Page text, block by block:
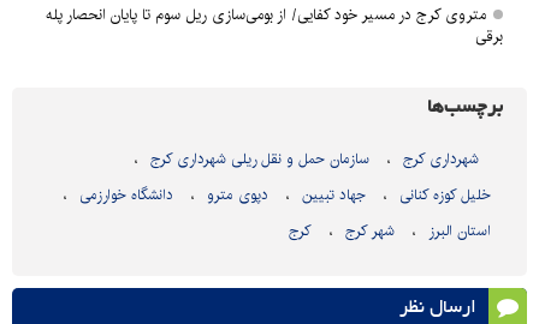
متروی کرج در مسیر خود کفایی/ از بومی‌سازی ریل سوم تا پایان انحصار پله
برقی
برچسب‌ها
شهرداری کرج
سازمان حمل و نقل ریلی شهرداری کرج
خلیل کوزه کنانی
جهاد تبیین دپوی مترو
دانشگاه خوارزمی
استان البرز
شهر کرج کرج
ارسال نظر